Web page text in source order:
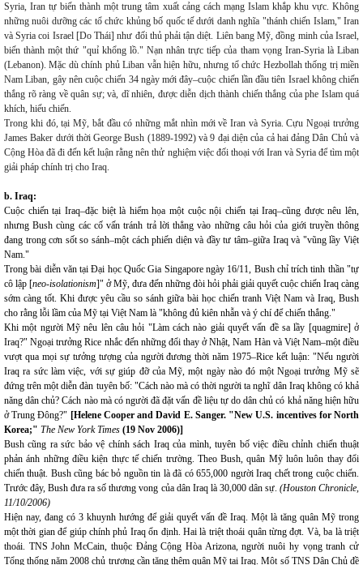
Syria, Iran tự biến thành một trung tâm xuất cảng cách mạng Islam khắp khu vực. Không
những nuôi dưỡng các tổ chức khủng bố quốc tế dưới danh nghĩa "thánh chiến Islam," Iran
và Syria coi Israel [Do Thái] như đối thủ phải tận diệt. Liên bang Mỹ, đồng minh của Israel,
biến thành một thứ "quỉ khổng lồ." Nạn nhân trực tiếp của tham vọng Iran-Syria là Liban
(Lebanon). Mặc dù chính phủ Liban vẫn hiện hữu, nhưng tổ chức Hezbollah thống trị miền
Nam Liban, gây nên cuộc chiến 34 ngày mới đây–cuộc chiến lần đầu tiên Israel không chiến
thắng rõ ràng về quân sự; và, dĩ nhiên, được diễn dịch thành chiến thắng của phe Islam quá
khích, hiếu chiến.
Trong khi đó, tại Mỹ, bắt đầu có những mắt nhìn mới về Iran và Syria. Cựu Ngoại trưởng
James Baker dưới thời George Bush (1889-1992) và 9 đại diện của cả hai đảng Dân Chủ và
Cộng Hòa đã đi đến kết luận rằng nên thử nghiệm việc đối thoại với Iran và Syria để tìm một
giải pháp chính trị cho Iraq.
b. Iraq:
Cuộc chiến tại Iraq–đặc biệt là hiểm họa một cuộc nội chiến tại Iraq–cũng được nêu lên,
nhưng Bush cùng các cố vấn tránh trả lời thẳng vào những câu hỏi của giới truyền thông
đang trong cơn sốt so sánh–một cách phiến diện và đầy tư tâm–giữa Iraq và "vũng lầy Việt
Nam."
Trong bài diễn văn tại Đại học Quốc Gia Singapore ngày 16/11, Bush chỉ trích tinh thần "tự
cô lập [neo-isolationism]" ở Mỹ, đưa đến những đòi hỏi phải giải quyết cuộc chiến Iraq càng
sớm càng tốt. Khi được yêu cầu so sánh giữa bài học chiến tranh Việt Nam và Iraq, Bush
cho rằng lỗi lầm của Mỹ tại Việt Nam là "không đủ kiên nhẫn và ý chí để chiến thắng."
Khi một người Mỹ nêu lên câu hỏi "Làm cách nào giải quyết vấn đề sa lầy [quagmire] ở
Iraq?" Ngoại trưởng Rice nhắc đến những đổi thay ở Nhật, Nam Hàn và Việt Nam–một điều
vượt qua mọi sự tưởng tượng của người đương thời năm 1975–Rice kết luận: "Nếu người
Iraq ra sức làm việc, với sự giúp đỡ của Mỹ, một ngày nào đó một Ngoại trưởng Mỹ sẽ
đứng trên một diễn đàn tuyên bố: "Cách nào mà có thời người ta nghĩ dân Iraq không có khả
năng dân chủ? Cách nào mà có người đã đặt vấn đề liệu tự do dân chủ có khả năng hiện hữu
ở Trung Đông?" [Helene Cooper and David E. Sanger. "New U.S. incentives for North
Korea;" The New York Times (19 Nov 2006)]
Bush cũng ra sức bảo vệ chính sách Iraq của mình, tuyên bố việc điều chỉnh chiến thuật
phản ánh những điều kiện thực tế chiến trường. Theo Bush, quân Mỹ luôn luôn thay đổi
chiến thuật. Bush cũng bác bỏ nguồn tin là đã có 655,000 người Iraq chết trong cuộc chiến.
Trước đây, Bush đưa ra số thương vong của dân Iraq là 30,000 dân sự. (Houston Chronicle,
11/10/2006)
Hiện nay, đang có 3 khuynh hướng để giải quyết vấn đề Iraq. Một là tăng quân Mỹ trong
một thời gian để giúp chính phủ Iraq ổn định. Hai là triệt thoái quân từng đợt. Và, ba là triệt
thoái. TNS John McCain, thuộc Đảng Cộng Hòa Arizona, người nuôi hy vọng tranh cử
Tổng thống năm 2008 chủ trương cần tăng thêm quân Mỹ tại Iraq. Một số TNS Dân Chủ đề